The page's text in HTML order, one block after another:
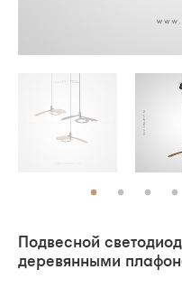
Подвесной
деревянными